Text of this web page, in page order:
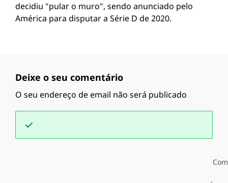
decidiu "pular o muro", sendo anunciado pelo
América para disputar a Série D de 2020.
Deixe o seu comentário
O seu endereço de email não será publicado